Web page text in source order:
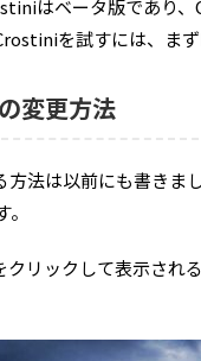
はベータ版であり
を試すには、ま
変更方法
方法は以前にも書きま
クリックして表示され